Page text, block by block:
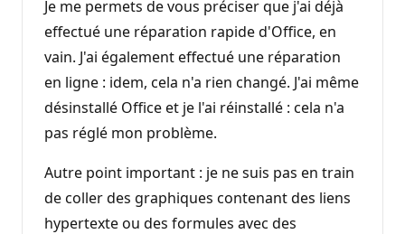
Je me permets de vous préciser que j'ai déjà
effectué une réparation rapide d'Office, en
vain. J'ai également effectué une réparation
en ligne : idem, cela n'a rien changé. J'ai même
désinstallé Office et je l'ai réinstallé : cela n'a
pas réglé mon problème.
Autre point important : je ne suis pas en train
de coller des graphiques contenant des liens
hypertexte ou des formules avec des